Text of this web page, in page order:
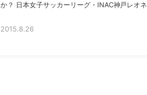
か？ 日本女子サッカーリーグ・INAC神戸レオ
2015.8.26